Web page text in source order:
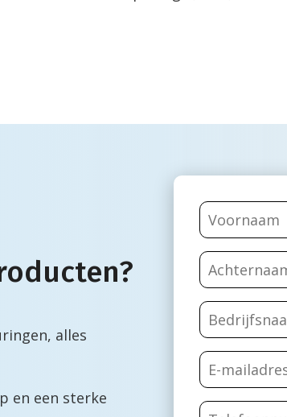
alles
en een sterke